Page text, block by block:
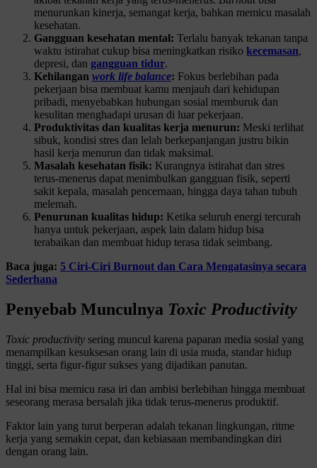
menurunkan kinerja, semangat kerja, bahkan memicu masalah
kesehatan.
Gangguan kesehatan mental: Terlalu banyak tekanan tanpa
waktu istirahat cukup bisa meningkatkan risiko kecemasan,
depresi, dan gangguan tidur.
Kehilangan work life balance: Fokus berlebihan pada
pekerjaan bisa membuat kamu menjauh dari kehidupan
pribadi, menyebabkan hubungan sosial memburuk dan
kesulitan menghadapi urusan di luar pekerjaan.
Produktivitas dan kualitas kerja menurun: Meski terlihat
sibuk, kondisi stres dan lelah berkepanjangan justru bikin
hasil kerja menurun dan tidak maksimal.
Masalah kesehatan fisik: Kurangnya istirahat dan stres
terus-menerus dapat menimbulkan gangguan fisik, seperti
sakit kepala, masalah pencernaan, hingga daya tahan tubuh
melemah.
Penurunan kualitas hidup: Ketika seluruh energi tercurah
hanya untuk pekerjaan, aspek lain dalam hidup bisa
terabaikan dan membuat hidup terasa tidak seimbang.
Baca juga: 5 Ciri-Ciri Burnout dan Cara Mengatasinya secara
Sederhana
Penyebab Munculnya Toxic Productivity
Toxic productivity sering muncul karena paparan media sosial yang
menampilkan kesuksesan orang lain di usia muda, standar hidup
tinggi, serta figur-figur sukses yang dijadikan panutan.
Hal ini bisa memicu rasa iri dan ambisi berlebihan hingga membuat
seseorang merasa bersalah jika tidak terus-menerus produktif.
Faktor lain yang turut berperan adalah tekanan lingkungan, ritme
kerja yang semakin cepat, dan kebiasaan membandingkan diri
dengan orang lain.